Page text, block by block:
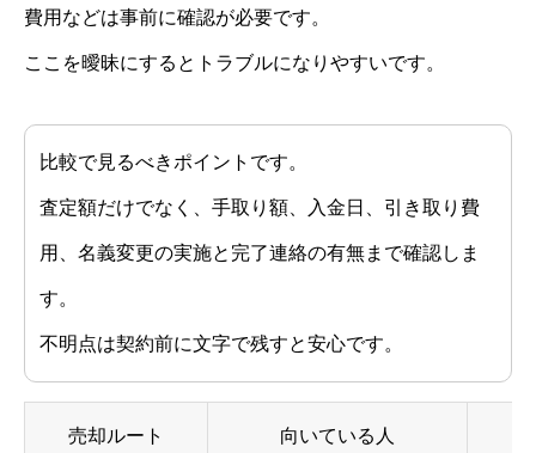
費用などは事前に確認が必要です。
ここを曖昧にするとトラブルになりやすいです。
比較で見るべきポイントです。
査定額だけでなく、手取り額、入金日、引き取り費
用、名義変更の実施と完了連絡の有無まで確認しま
す。
不明点は契約前に文字で残すと安心です。
売却ルート 向いている人